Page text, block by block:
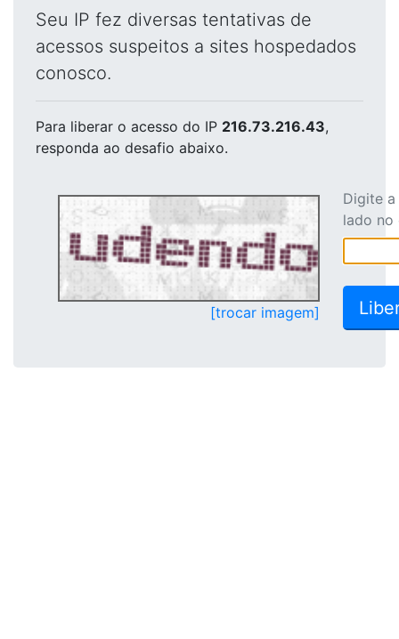
Seu IP fez diversas tentativas de
acessos suspeitos a sites hospedados
conosco.
Para liberar o acesso do IP 216.73.216.43,
responda ao desafio abaixo.
[trocar imagem]
Digite
lado no